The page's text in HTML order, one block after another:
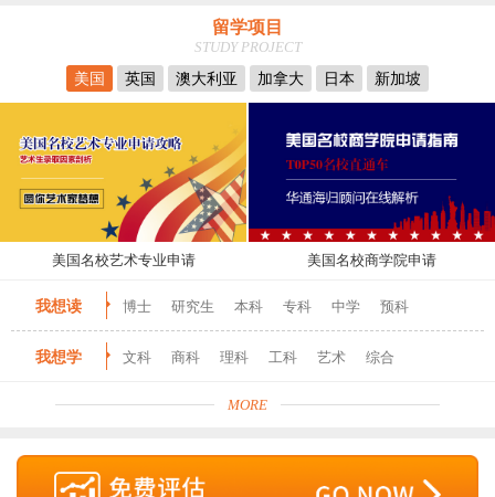
留学项目
STUDY PROJECT
美国
英国 澳大利亚 加拿大 日本 新加坡
美国名校艺术专业申请 美国名校商学院申请
我想读 博士 研究生 本科 专科 中学 预科
我想学 文科 商科 理科 工科 艺术 综合
MORE